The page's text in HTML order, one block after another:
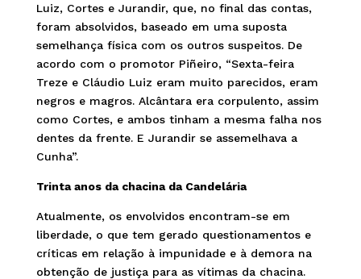
Luiz, Cortes e Jurandir, que, no final das contas,
foram absolvidos, baseado em uma suposta
semelhança física com os outros suspeitos. De
acordo com o promotor Piñeiro, “Sexta-feira
Treze e Cláudio Luiz eram muito parecidos, eram
negros e magros. Alcântara era corpulento, assim
como Cortes, e ambos tinham a mesma falha nos
dentes da frente. E Jurandir se assemelhava a
Cunha”.
Trinta anos da chacina da Candelária
Atualmente, os envolvidos encontram-se em
liberdade, o que tem gerado questionamentos e
críticas em relação à impunidade e à demora na
obtenção de justiça para as vítimas da chacina.